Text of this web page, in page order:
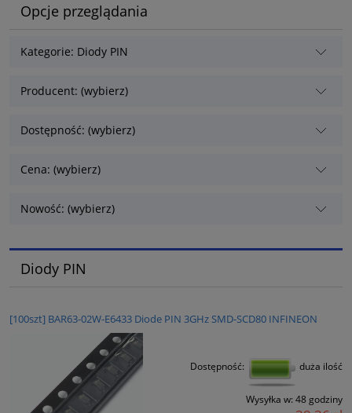
Opcje przeglądania
Kategorie: Diody PIN
Producent: (wybierz)
Dostępność: (wybierz)
Cena: (wybierz)
Nowość: (wybierz)
Diody PIN
[100szt] BAR63-02W-E6433 Diode PIN 3GHz SMD-SCD80 INFINEON
Dostępność: duża ilość
Wysyłka w: 48 godziny